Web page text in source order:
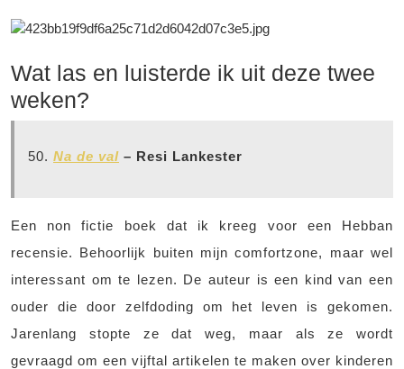
Wat las en luisterde ik uit deze twee
weken?
50. Na de val – Resi Lankester
Een non fictie boek dat ik kreeg voor een Hebban
recensie. Behoorlijk buiten mijn comfortzone, maar wel
interessant om te lezen. De auteur is een kind van een
ouder die door zelfdoding om het leven is gekomen.
Jarenlang stopte ze dat weg, maar als ze wordt
gevraagd om een vijftal artikelen te maken over kinderen